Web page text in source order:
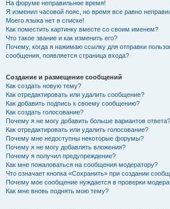
На форуме неправильное время!
Я изменил часовой пояс, но время все равно
Моего языка нет в списке!
Как поместить картинку вместе со своим именем?
Что такое звание и как изменить его?
Почему, когда я нажимаю ссылку для отправки
сообщения, появляется страница входа?
Создание и размещение сообщений
Как создать новую тему?
Как отредактировать или удалить сообщение?
Как добавить подпись к своему сообщению?
Как создать голосование?
Почему я не могу добавить больше вариантов ответа?
Как отредактировать или удалить голосование?
Почему мне недоступны некоторые форумы?
Почему я не могу добавлять вложения?
Почему я получил предупреждение?
Как мне пожаловаться на сообщения модератору?
Что означает кнопка «Сохранить» при создании
Почему мое сообщение нуждается в проверки
Как мне вновь поднять мою тему?